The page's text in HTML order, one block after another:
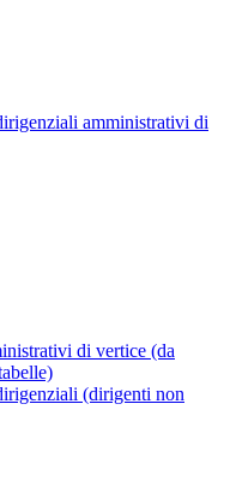
amministrativi di
di vertice (da
(dirigenti non